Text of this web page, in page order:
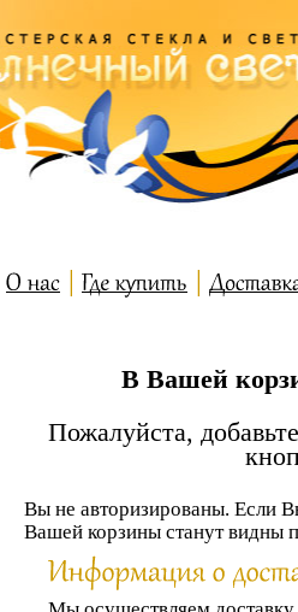
В Вашей
Пожалуйста,
Вы не авторизированы. Если
Вашей корзины станут видны